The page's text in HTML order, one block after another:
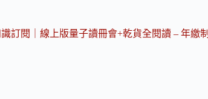
訂閱｜線上版量子讀冊會+乾貨全閱讀 – 年繳制